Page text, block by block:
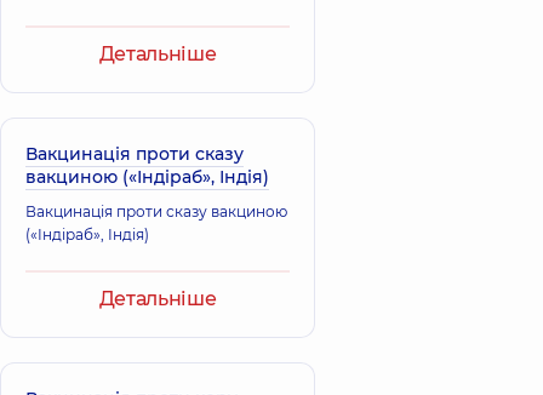
Детальніше
Вакцинація проти сказу
вакциною («Індіраб», Індія)
Вакцинація проти сказу вакциною
(«Індіраб», Індія)
Детальніше